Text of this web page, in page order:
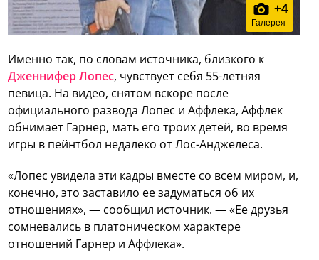
+4
Галерея
Именно так, по словам источника, близкого к
Дженнифер Лопес, чувствует себя 55-летняя
певица. На видео, снятом вскоре после
официального развода Лопес и Аффлека, Аффлек
обнимает Гарнер, мать его троих детей, во время
игры в пейнтбол недалеко от Лос-Анджелеса.
«Лопес увидела эти кадры вместе со всем миром, и,
конечно, это заставило ее задуматься об их
отношениях», — сообщил источник. — «Ее друзья
сомневались в платоническом характере
отношений Гарнер и Аффлека».